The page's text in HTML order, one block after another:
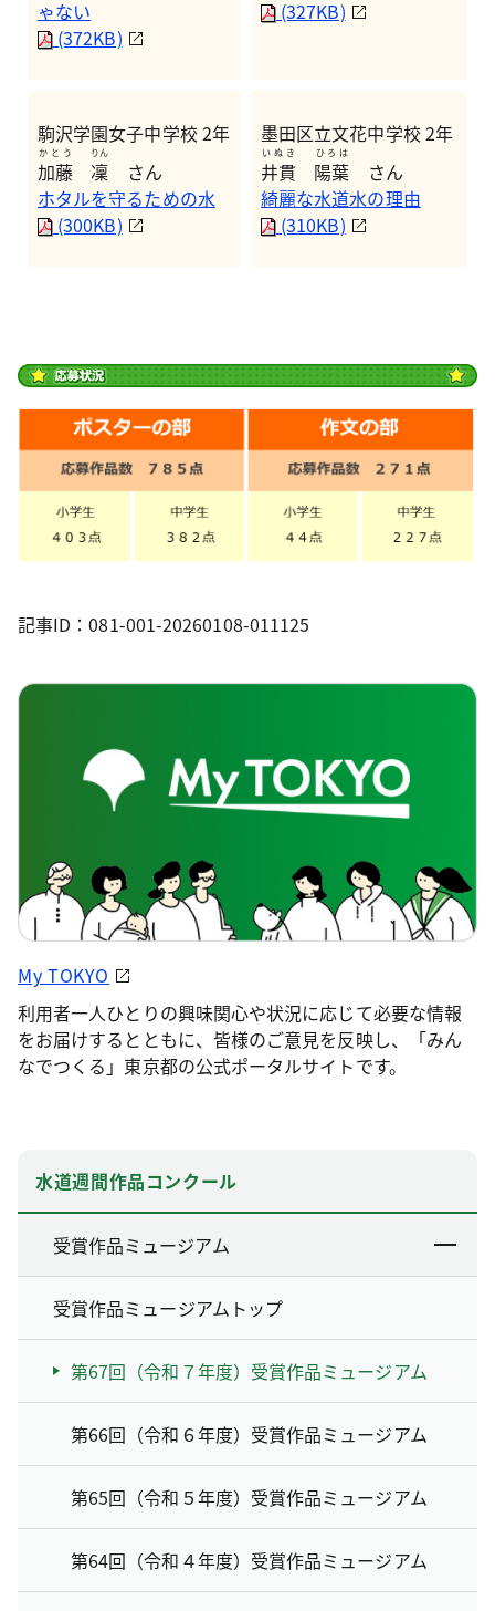
ゃない
(372KB)
(327KB)
駒沢学園女子中学校 2年
加藤
かとう
凜
りん
さん
ホタルを守るための水
(300KB)
墨田区立文花中学校 2年
井貫
いぬき
陽葉
ひろは
さん
綺麗な水道水の理由
(310KB)
記事ID：081-001-20260108-011125
My TOKYO
利用者一人ひとりの興味関心や状況に応じて必要な情報
をお届けするとともに、皆様のご意見を反映し、「みん
なでつくる」東京都の公式ポータルサイトです。
水道週間作品コンクール
受賞作品ミュージアム
受賞作品ミュージアムトップ
第67回（令和７年度）受賞作品ミュージアム
第66回（令和６年度）受賞作品ミュージアム
第65回（令和５年度）受賞作品ミュージアム
第64回（令和４年度）受賞作品ミュージアム